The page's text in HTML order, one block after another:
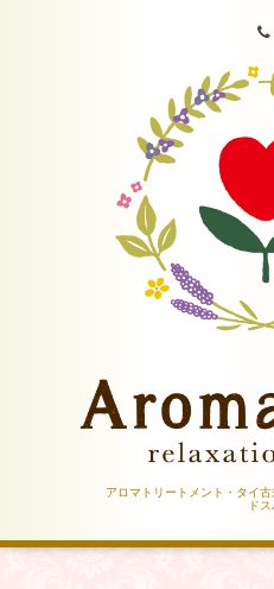
アロマトリートメント・タイ
ド